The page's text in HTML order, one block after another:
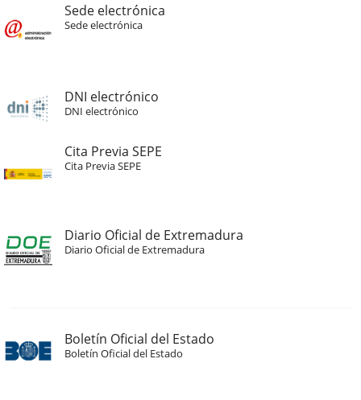
Sede electrónica
Sede electrónica
DNI electrónico
DNI electrónico
Cita Previa SEPE
Cita Previa SEPE
Diario Oficial de Extremadura
Diario Oficial de Extremadura
Boletín Oficial del Estado
Boletín Oficial del Estado